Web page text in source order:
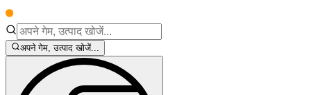
अपने गेम, उत्पाद खोजें...